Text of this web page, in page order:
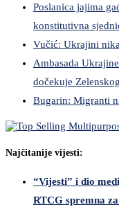
Poslanica jajima
konstitutivna
Vučić: Ukrajini
Ambasada
dočekuje Zelenskog
Bugarin: Migranti
Najčitanije vijesti:
“Vijesti” i dio
RTCG spremna